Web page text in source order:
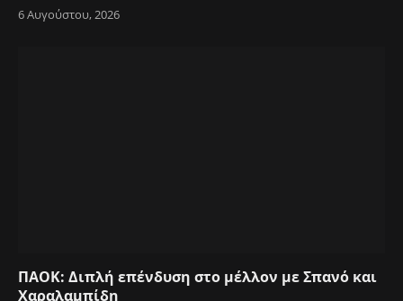
6 Αυγούστου, 2026
ΠΑΟΚ: Διπλή επένδυση στο μέλλον με Σπανό και
Χαραλαμπίδη